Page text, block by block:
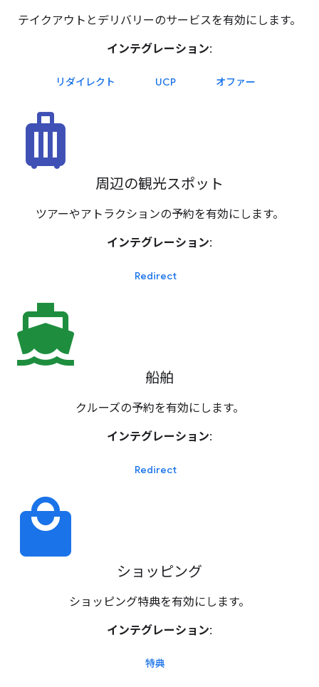
テイクアウトとデリバリーのサービスを有効にします。
インテグレーション:
リダイレクト UCP オファー
luggage
周辺の観光スポット
ツアーやアトラクションの予約を有効にします。
インテグレーション:
Redirect
directions_boat
船舶
クルーズの予約を有効にします。
インテグレーション:
Redirect
local_mall
ショッピング
ショッピング特典を有効にします。
インテグレーション:
特典